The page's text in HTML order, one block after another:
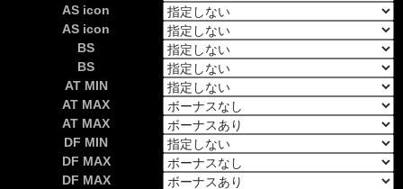
AS icon
AS icon
BS
BS
AT MIN
AT MAX
AT MAX
DF MIN
DF MAX
DF MAX